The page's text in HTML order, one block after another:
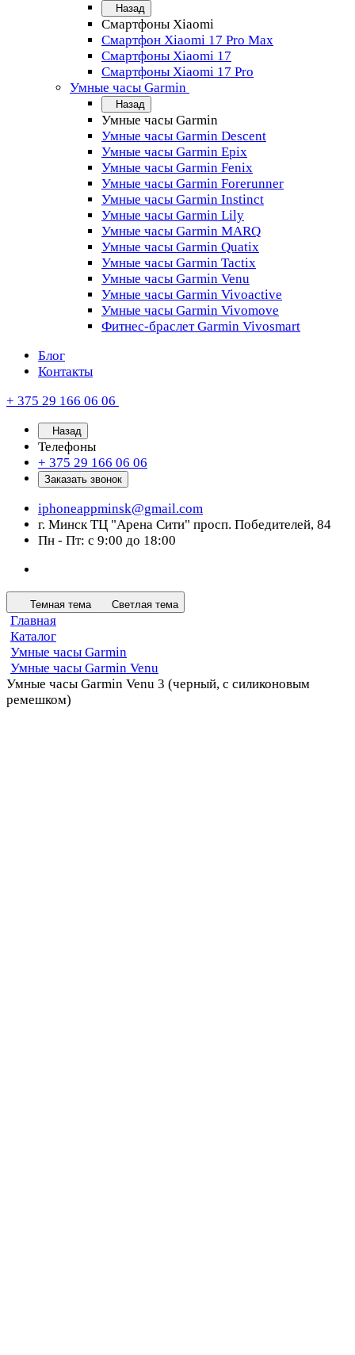
Назад
Смартфоны Xiaomi
Смартфон Xiaomi 17 Pro Max
Смартфоны Xiaomi 17
Смартфоны Xiaomi 17 Pro
Умные часы Garmin
Назад
Умные часы Garmin
Умные часы Garmin Descent
Умные часы Garmin Epix
Умные часы Garmin Fenix
Умные часы Garmin Forerunner
Умные часы Garmin Instinct
Умные часы Garmin Lily
Умные часы Garmin MARQ
Умные часы Garmin Quatix
Умные часы Garmin Tactix
Умные часы Garmin Venu
Умные часы Garmin Vivoactive
Умные часы Garmin Vivomove
Фитнес-браслет Garmin Vivosmart
Блог
Контакты
+ 375 29 166 06 06
Назад
Телефоны
+ 375 29 166 06 06
Заказать звонок
iphoneappminsk@gmail.com
г. Минск ТЦ "Арена Сити" просп. Победителей, 84
Пн - Пт: с 9:00 до 18:00
Темная тема Светлая тема
Главная
Каталог
Умные часы Garmin
Умные часы Garmin Venu
Умные часы Garmin Venu 3 (черный, с силиконовым
ремешком)